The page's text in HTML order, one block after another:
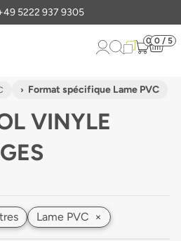
gratuit d'échantillons
0 0 / 5
Format spécifique Lame PVC
VINYLE
Lame PVC ×